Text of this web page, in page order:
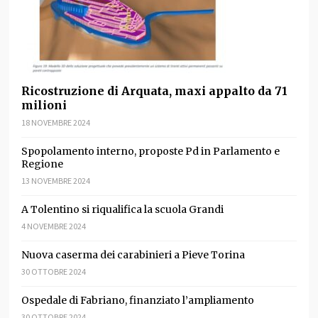
Ricostruzione di Arquata, maxi appalto da 71
milioni
18 NOVEMBRE 2024
Spopolamento interno, proposte Pd in Parlamento e
Regione
13 NOVEMBRE 2024
A Tolentino si riqualifica la scuola Grandi
4 NOVEMBRE 2024
Nuova caserma dei carabinieri a Pieve Torina
30 OTTOBRE 2024
Ospedale di Fabriano, finanziato l’ampliamento